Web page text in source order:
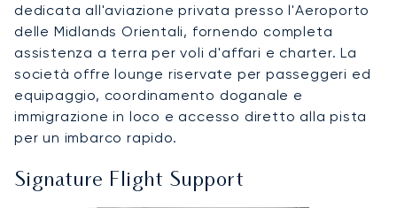
dedicata all'aviazione privata presso l'Aeroporto
delle Midlands Orientali, fornendo completa
assistenza a terra per voli d'affari e charter. La
società offre lounge riservate per passeggeri ed
equipaggio, coordinamento doganale e
immigrazione in loco e accesso diretto alla pista
per un imbarco rapido.
Signature Flight Support